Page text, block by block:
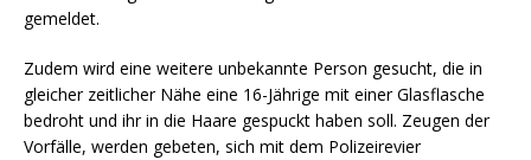
gemeldet.
Zudem wird eine weitere unbekannte Person gesucht, die in
gleicher zeitlicher Nähe eine 16-Jährige mit einer Glasflasche
bedroht und ihr in die Haare gespuckt haben soll. Zeugen der
Vorfälle, werden gebeten, sich mit dem Polizeirevier